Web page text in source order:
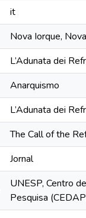
it
Nova Iorque,
L’Adunata dei
Anarquismo
L’Adunata dei
The Call of the
Jornal
UNESP, Centro
Pesquisa